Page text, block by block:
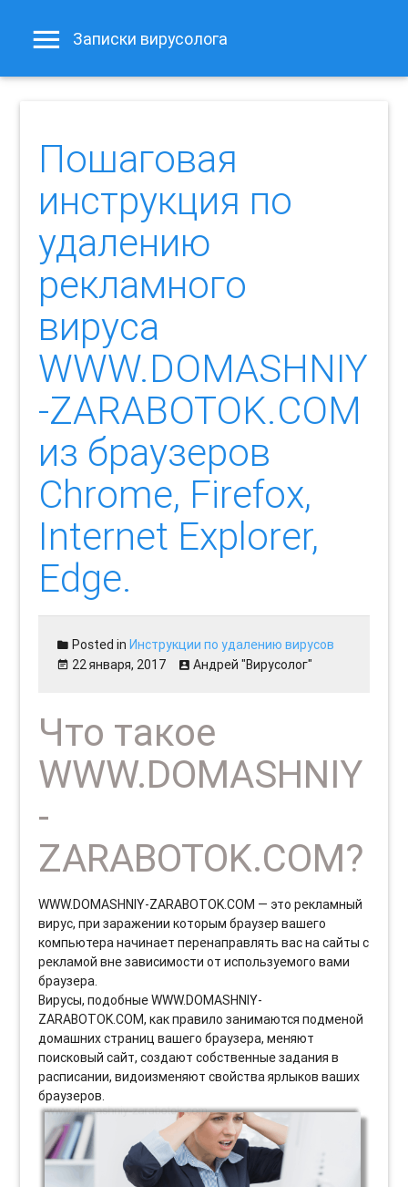
Записки вирусолога
Пошаговая
инструкция по
удалению
рекламного
вируса
WWW.DOMASHNIY
-ZARABOTOK.COM
из браузеров
Chrome, Firefox,
Internet Explorer,
Edge.
Posted inИнструкции по удалению вирусов
22 января, 2017
Андрей "Вирусолог"
Что такое
WWW.DOMASHNIY
-
ZARABOTOK.COM?
WWW.DOMASHNIY-ZARABOTOK.COM — это рекламный
вирус, при заражении которым браузер вашего
компьютера начинает перенаправлять вас на сайты с
рекламой вне зависимости от используемого вами
браузера.
Вирусы, подобные WWW.DOMASHNIY-
ZARABOTOK.COM, как правило занимаются подменой
домашних страниц вашего браузера, меняют
поисковый сайт, создают собственные задания в
расписании, видоизменяют свойства ярлыков ваших
браузеров.